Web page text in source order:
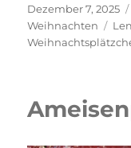
Veröffentlicht
am
Dezember 7, 2025
Weihnachten